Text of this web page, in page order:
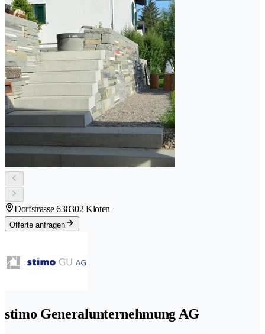
Dorfstrasse 638302 Kloten
Offerte anfragen
stimo Generalunternehmung AG